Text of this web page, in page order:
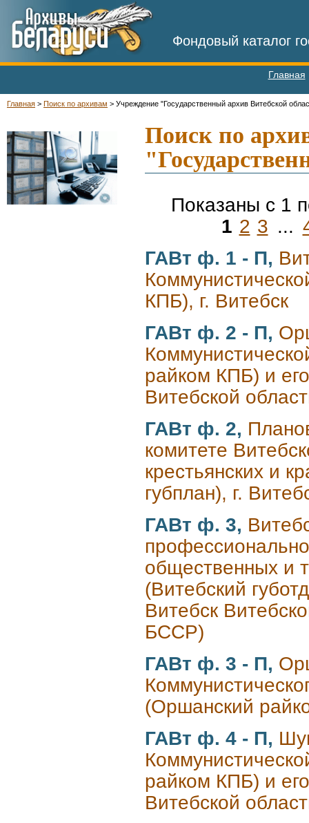
Фондовый каталог
Главная
Главная > Поиск по архивам > Учреждение "Государственный архив Витебской
Поиск по
Показаны с 1
1 2 3 ...
ГАВт ф. 1 - П,
КПБ), г. Витебск
ГАВт ф. 2 - П,
райком КПБ) и
Витебской
ГАВт ф. 2,
комитете
крестьянских и
губплан), г.
ГАВт ф. 3,
общественных и
(Витебский
Витебск
БССР)
ГАВт ф. 3 - П,
(Оршанский
ГАВт ф. 4 - П,
райком КПБ) и
Витебской